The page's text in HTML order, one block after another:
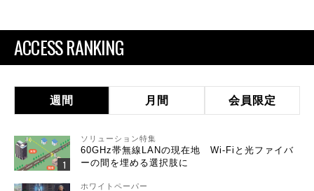
ACCESS RANKING
週間 月間 会員限定
ソリューション特集
60GHz帯無線LANの現在地 Wi-Fiと光ファイバ
ーの間を埋める選択肢に
ホワイトペーパー